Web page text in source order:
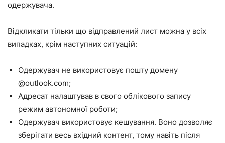
одержувача.
Відкликати тільки що відправлений лист можна у всіх
випадках, крім наступних ситуацій:
Одержувач не використовує пошту домену
@outlook.com;
Адресат налаштував в свого облікового запису
режим автономної роботи;
Одержувач використовує кешування. Воно дозволяє
зберігати весь вхідний контент, тому навіть після